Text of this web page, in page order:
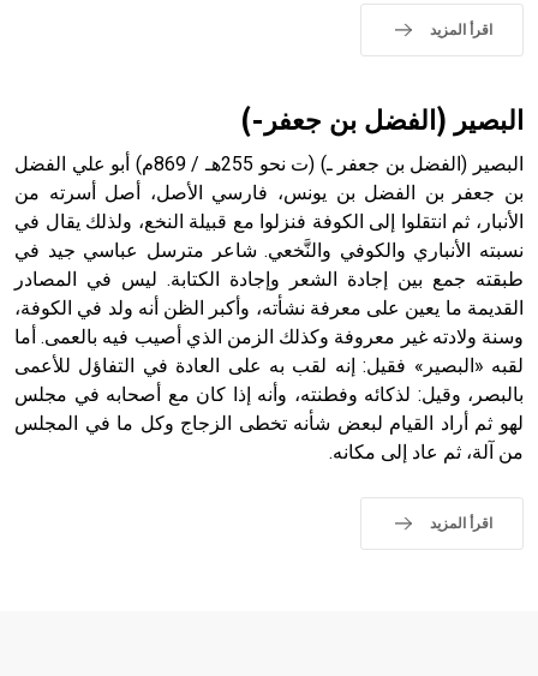
حيث تقتصر القيمة الصوتية للعلامة الك
اقرأ المزيد
البصير (الفضل بن جعفر-)
البصير (الفضل بن جعفر ـ) (ت نحو 255هـ / 869م) أبو علي الفضل
بن جعفر بن الفضل بن يونس، فارسي الأصل، أصل أسرته من
الأنبار، ثم انتقلوا إلى الكوفة فنزلوا مع قبيلة النخع، ولذلك يقال في
نسبته الأنباري والكوفي والنَّخعي. شاعر مترسل عباسي جيد في
طبقته جمع بين إجادة الشعر وإجادة الكتابة. ليس في المصادر
القديمة ما يعين على معرفة نشأته، وأكبر الظن أنه ولد في الكوفة،
وسنة ولادته غير معروفة وكذلك الزمن الذي أصيب فيه بالعمى. أما
لقبه «البصير» فقيل: إنه لقب به على العادة في التفاؤل للأعمى
بالبصر، وقيل: لذكائه وفطنته، وأنه إذا كان مع أصحابه في مجلس
لهو ثم أراد القيام لبعض شأنه تخطى الزجاج وكل ما في المجلس
من آلة، ثم عاد إلى مكانه.
اقرأ المزيد